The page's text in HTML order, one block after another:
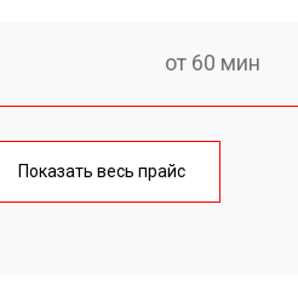
от 60 мин
от 90 мин
Показать весь прайс